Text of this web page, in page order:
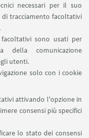
necessari per il suo
tracciamento facoltativi
sono usati per
della comunicazione
utenti.
solo con i cookie
attivando l'opzione in
consensi più specifici
lo stato dei consensi
"Enzo
in ambito